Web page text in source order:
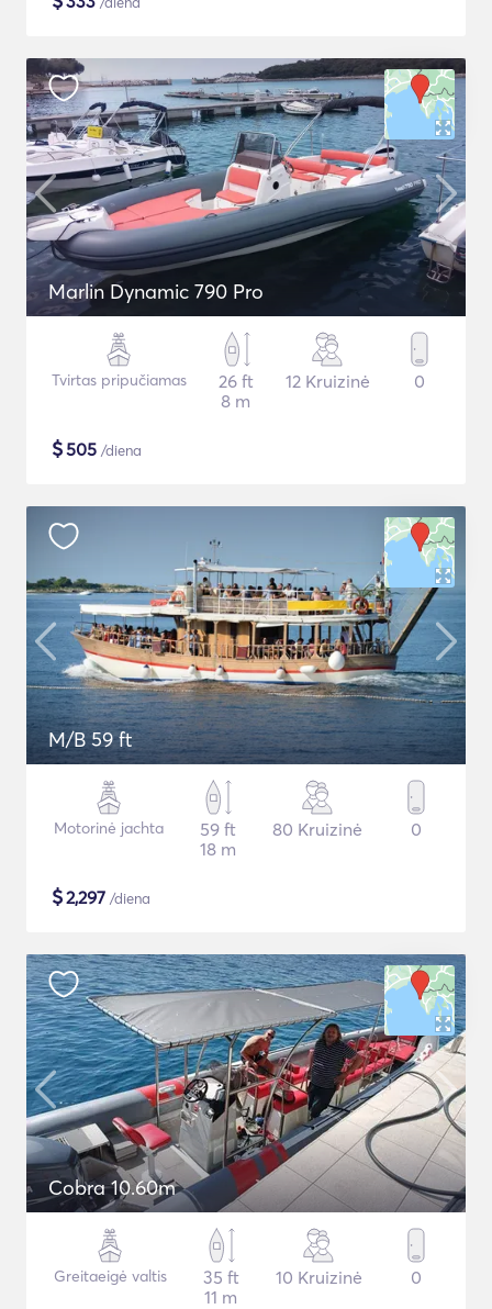
Marlin Dynamic 790 Pro
Tvirtas pripučiamas
26 ft
8 m
12 Kruizinė 0
$505 /diena
M/B 59 ft
Motorinė jachta
59 ft
18 m
80 Kruizinė 0
$2,297 /diena
Cobra 10.60m
Greitaeigė valtis
35 ft
11 m
10 Kruizinė 0